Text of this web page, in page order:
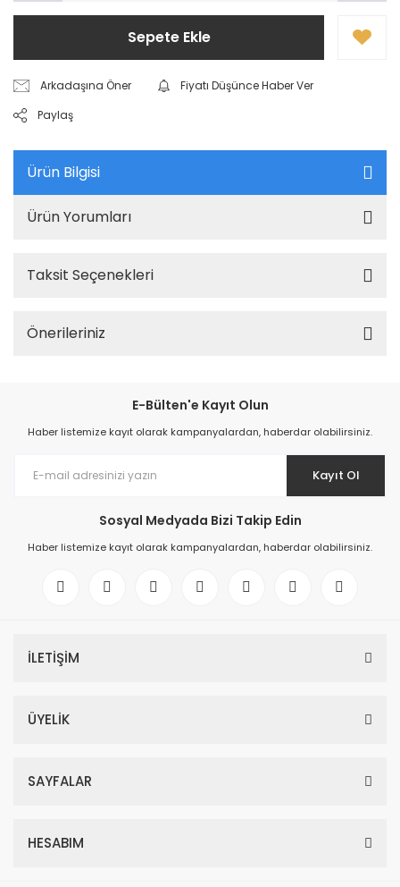
Sepete Ekle
Arkadaşına Öner
Fiyatı Düşünce Haber Ver
Paylaş
Ürün Bilgisi
Ürün Yorumları
Taksit Seçenekleri
Önerileriniz
E-Bülten'e Kayıt Olun
Haber listemize kayıt olarak kampanyalardan, haberdar olabilirsiniz.
Kayıt Ol
Sosyal Medyada Bizi Takip Edin
Haber listemize kayıt olarak kampanyalardan, haberdar olabilirsiniz.
İLETİŞİM
ÜYELİK
SAYFALAR
HESABIM